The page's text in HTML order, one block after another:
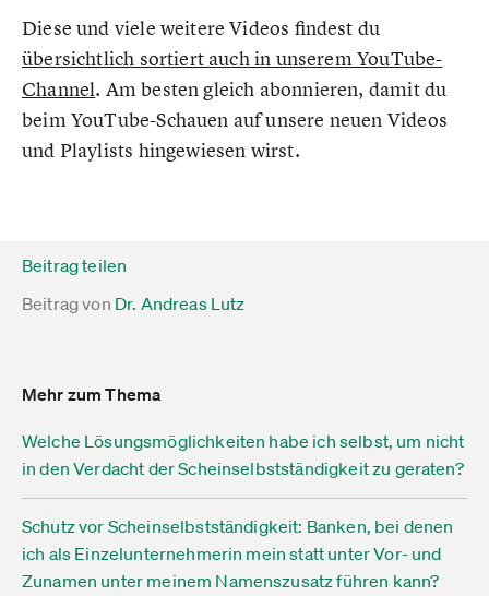
Diese und viele weitere Videos findest du
übersichtlich sortiert auch in unserem YouTube-
Channel. Am besten gleich abonnieren, damit du
beim YouTube-Schauen auf unsere neuen Videos
und Playlists hingewiesen wirst.
Beitrag teilen
Beitrag von Dr. Andreas Lutz
Mehr zum Thema
Welche Lösungsmöglichkeiten habe ich selbst, um nicht
in den Verdacht der Scheinselbstständigkeit zu geraten?
Schutz vor Scheinselbstständigkeit: Banken, bei denen
ich als Einzelunternehmerin mein statt unter Vor- und
Zunamen unter meinem Namenszusatz führen kann?